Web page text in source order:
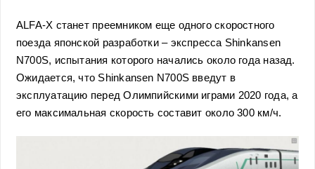
ALFA-X станет преемником еще одного скоростного
поезда японской разработки – экспресса Shinkansen
N700S, испытания которого начались около года назад.
Ожидается, что Shinkansen N700S введут в
эксплуатацию перед Олимпийскими играми 2020 года, а
его максимальная скорость составит около 300 км/ч.